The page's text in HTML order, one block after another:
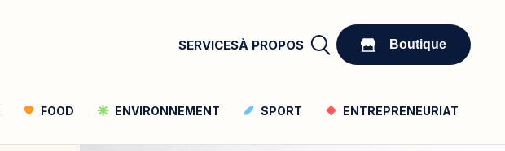
SERVICESÀ PROPOS Boutique
FOOD ENVIRONNEMENT SPORT ENTREPRENEURIAT